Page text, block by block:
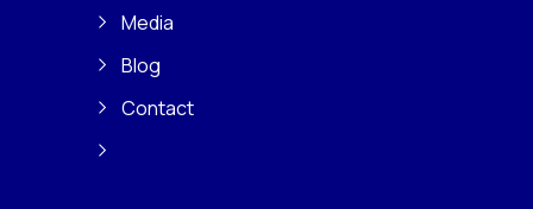
Media
Blog
Contact